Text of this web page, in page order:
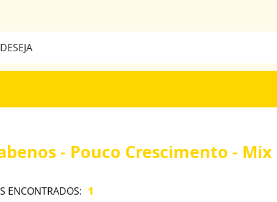
- Pouco Crescimento - Mix
1